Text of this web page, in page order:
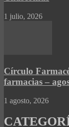
1 julio, 2026
Círculo
farmacias –
1 agosto, 2026